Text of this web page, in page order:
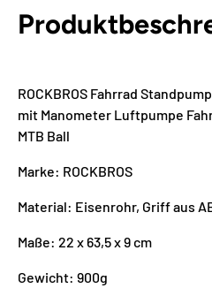
ROCKBROS Fahrrad
mit Manometer Luftpumpe
MTB Ball
Marke: ROCKBROS
Material: Eisenrohr, Griff aus
Maße: 22 x 63,5 x 9 cm
Gewicht: 900g